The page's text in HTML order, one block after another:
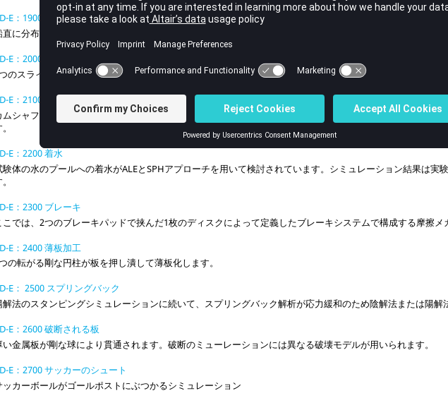
E：1900 波動伝播
直に分布する荷重を受ける半空間上の弾性波の伝播
E：2000 アイスキューブ
のスライディングチャンネル上を落下するアイスキューブ。
E：2100 カム
ムシャフトのモデル化で、エンジンの回転移動を取り込んでインテークとエギゾーストバルブ動作のための
E：2200 着水
験体の水のプールへの着水がALEとSPHアプローチを用いて検討されています。シミュレーション結果は実
E：2300 ブレーキ
こでは、2つのブレーキパッドで挟んだ1枚のディスクによって定義したブレーキシステムで構成する摩擦メ
E：2400 薄板加工
の転がる剛な円柱が板を押し潰して薄板化します。
E： 2500 スプリングバック
解法のスタンピングシミュレーションに続いて、スプリングバック解析が応力緩和のため陰解法または陽解
E：2600 破断される板
い金属板が剛な球により貫通されます。破断のミューレーションには異なる破壊モデルが用いられます。
E：2700 サッカーのシュート
ッカーボールがゴールポストにぶつかるシミュレーション